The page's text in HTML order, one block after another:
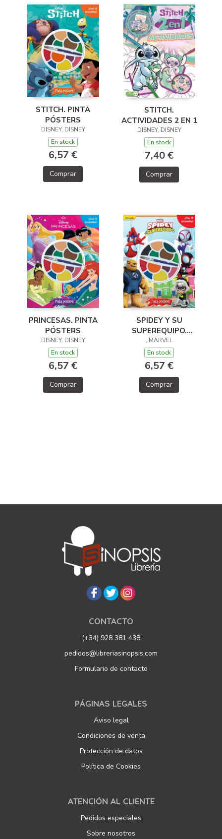
STITCH. PINTA
PÓSTERS
DISNEY, DISNEY
En stock
6,57 €
Comprar
STITCH.
ACTIVIDADES 2 EN 1
DISNEY, DISNEY
En stock
7,40 €
Comprar
PRINCESAS. PINTA
PÓSTERS
DISNEY, DISNEY
En stock
6,57 €
Comprar
SPIDEY Y SU
SUPEREQUIPO.
PINTA PÓSTERS
, MARVEL
En stock
6,57 €
Comprar
CONTACTO
(+34) 928 381 438
pedidos@libreriasinopsis.com
Formulario de contacto
PÁGINAS LEGALES
Aviso legal
Condiciones de venta
Protección de datos
Política de Cookies
ATENCIÓN AL CLIENTE
Pedidos especiales
Sobre nosotros